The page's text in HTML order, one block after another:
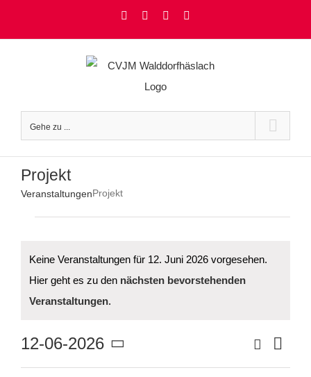
FacebookInstagramYouTube
Gehe zu ...
Projekt
VeranstaltungenProjekt
Juni
2026
Hinweis
Keine Veranstaltungen für 12. Juni 2026 vorgesehen.
Hier geht es zu den nächsten bevorstehenden
Veranstaltungen.
und
Suche
Tag
12-06-2026
Datum